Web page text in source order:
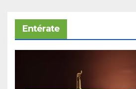
Entérate